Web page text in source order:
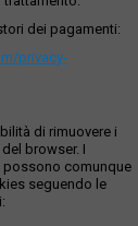
dei pagamenti:
privacy-
di rimuovere i
browser. I
comunque
seguendo le